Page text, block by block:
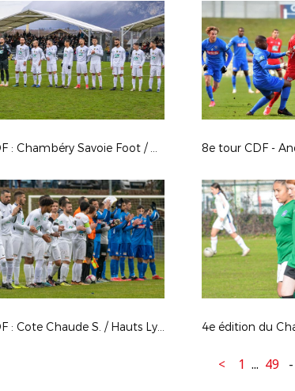
8e tour CDF : Chambéry Savoie Foot / A.J.Auxerre
7e tour CDF : Cote Chaude S. / Hauts Lyonnais
< 1 ... 49 -